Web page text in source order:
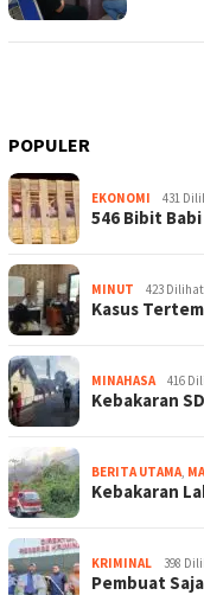
POPULER
EKONOMI 431
546 Bibit
MINUT 423 Dilihat
Kasus
MINAHASA 416
Kebakaran
BERITA UTAMA
Kebakaran
KRIMINAL 398
Pembuat